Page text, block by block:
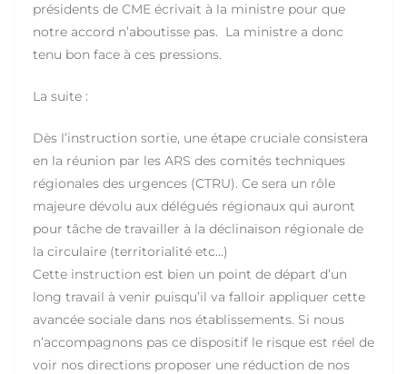
présidents de CME écrivait à la ministre pour que
notre accord n’aboutisse pas. La ministre a donc
tenu bon face à ces pressions.
La suite :
Dès l’instruction sortie, une étape cruciale consistera
en la réunion par les ARS des comités techniques
régionales des urgences (CTRU). Ce sera un rôle
majeure dévolu aux délégués régionaux qui auront
pour tâche de travailler à la déclinaison régionale de
la circulaire (territorialité etc…)
Cette instruction est bien un point de départ d’un
long travail à venir puisqu’il va falloir appliquer cette
avancée sociale dans nos établissements. Si nous
n’accompagnons pas ce dispositif le risque est réel de
voir nos directions proposer une réduction de nos